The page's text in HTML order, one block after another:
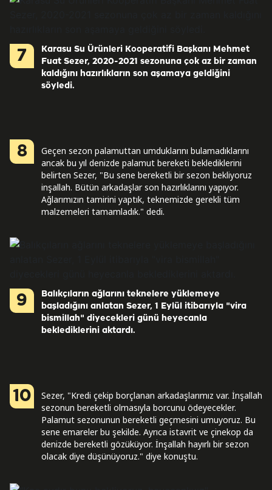
7
Karasu Su Ürünleri Kooperatifi Başkanı Mehmet
Fuat Sezer, 2020-2021 sezonuna çok az bir zaman
kaldığını hazırlıkların son aşamaya geldiğini
söyledi.
8
Geçen sezon palamuttan umduklarını bulamadıklarını
ancak bu yıl denizde palamut bereketi beklediklerini
belirten Sezer, "Bu sene bereketli bir sezon bekliyoruz
inşallah. Bütün arkadaşlar son hazırlıklarını yapıyor.
Ağlarımızın tamirini yaptık, teknemizde gerekli tüm
malzemeleri tamamladık." dedi.
9
Balıkçıların ağlarını teknelere yüklemeye
başladığını anlatan Sezer, 1 Eylül itibarıyla "vira
bismillah" diyecekleri günü heyecanla
beklediklerini aktardı.
10
Sezer, "Kredi çekip borçlanan arkadaşlarımız var. İnşallah
sezonun bereketli olmasıyla borcunu ödeyecekler.
Palamut sezonunun bereketli geçmesini umuyoruz. Bu
sene emareler bu şekilde. Ayrıca istavrit ve çinekop da
denizde bereketli gözüküyor. İnşallah hayırlı bir sezon
olacak diye düşünüyoruz." diye konuştu.